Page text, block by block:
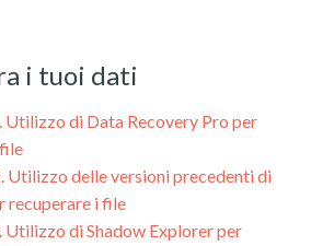
i tuoi dati
Utilizzo di Data Recovery Pro per
Utilizzo delle versioni precedenti di
recuperare i file
di Shadow Explorer per